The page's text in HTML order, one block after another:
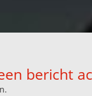
bericht